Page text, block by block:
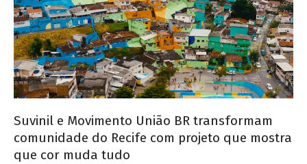
Suvinil e Movimento União BR transformam
comunidade do Recife com projeto que mostra
que cor muda tudo